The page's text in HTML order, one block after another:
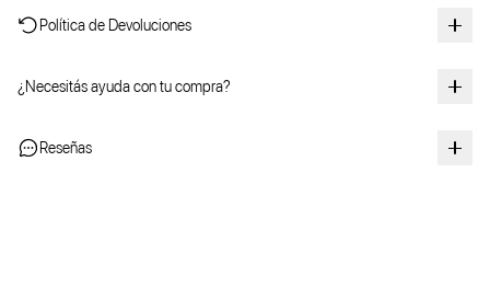
Política de Devoluciones
¿Necesitás ayuda con tu compra?
Reseñas